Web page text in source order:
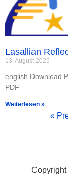
Lasallian
13. August 2025
english Download
PDF
Weiterlesen »
«